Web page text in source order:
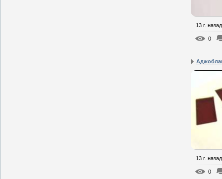
13 г. назад
0
13 г. назад
0